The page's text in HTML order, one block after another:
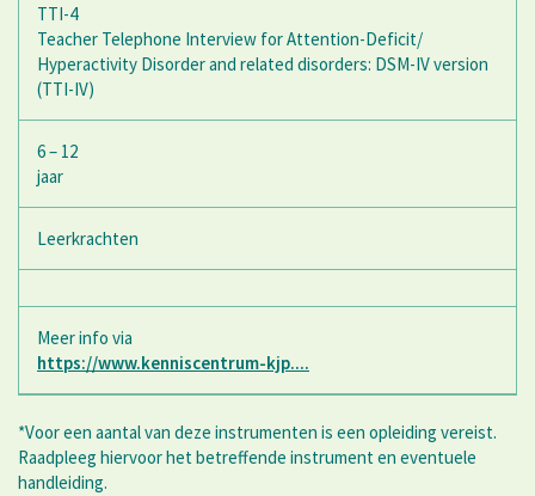
TTI-4
Teacher Telephone Interview for Attention-Deficit/
Hyperactivity Disorder and related disorders: DSM-IV version
(TTI-IV)
6 – 12
jaar
Leerkrachten
Meer info via
https://www.kenniscentrum-kjp....
*Voor een aantal van deze instrumenten is een opleiding vereist.
Raadpleeg hiervoor het betreffende instrument en eventuele
handleiding.